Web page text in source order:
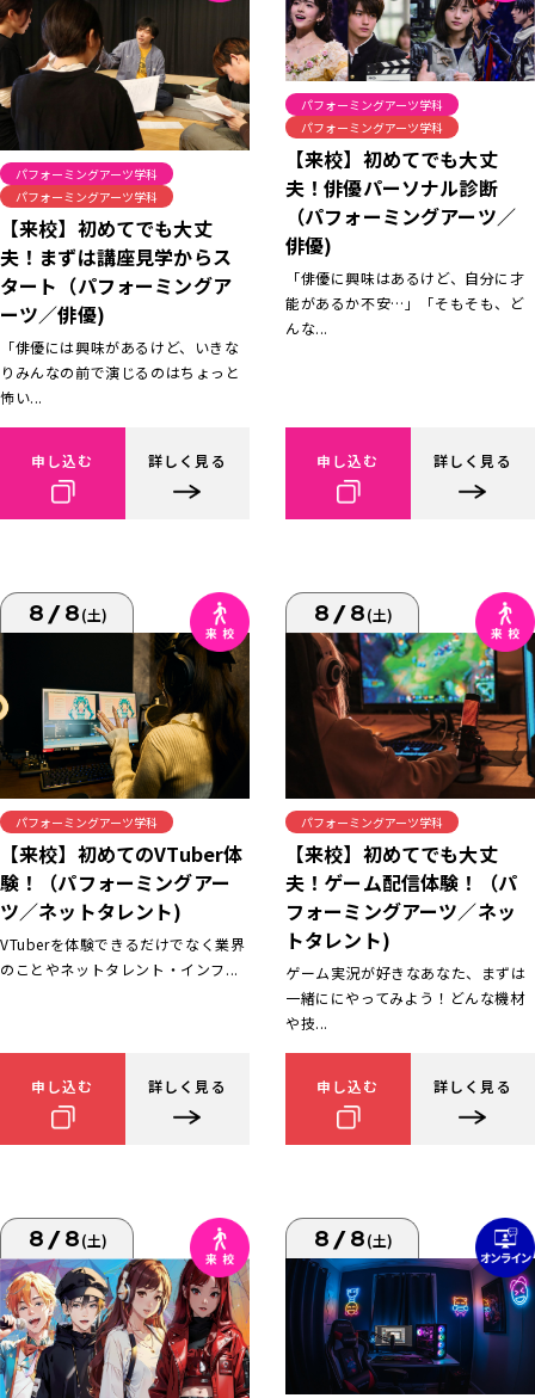
パフォーミングアーツ学科
パフォーミングアーツ学科
【来校】初めてでも大丈
夫！まずは講座見学からス
タート（パフォーミングア
ーツ／俳優)
「俳優には興味があるけど、いきな
りみんなの前で演じるのはちょっと
怖い...
申し込む 詳しく見る
パフォーミングアーツ学科
パフォーミングアーツ学科
【来校】初めてでも大丈
夫！俳優パーソナル診断
（パフォーミングアーツ／
俳優)
「俳優に興味はあるけど、自分に才
能があるか不安…」「そもそも、ど
んな...
申し込む 詳しく見る
8/8(土)
パフォーミングアーツ学科
【来校】初めてのVTuber体
験！（パフォーミングアー
ツ／ネットタレント)
VTuberを体験できるだけでなく業界
のことやネットタレント・インフ...
申し込む 詳しく見る
8/8(土)
パフォーミングアーツ学科
【来校】初めてでも大丈
夫！ゲーム配信体験！（パ
フォーミングアーツ／ネッ
トタレント)
ゲーム実況が好きなあなた、まずは
一緒ににやってみよう！どんな機材
や技...
申し込む 詳しく見る
8/8(土) 8/8(土)